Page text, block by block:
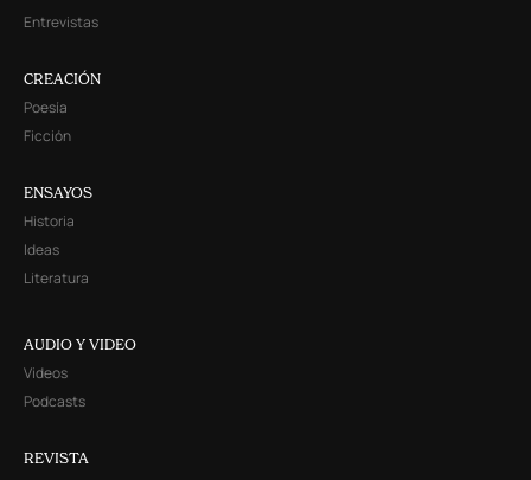
Entrevistas
CREACIÓN
Poesía
Ficción
ENSAYOS
Historia
Ideas
Literatura
AUDIO Y VIDEO
Videos
Podcasts
REVISTA